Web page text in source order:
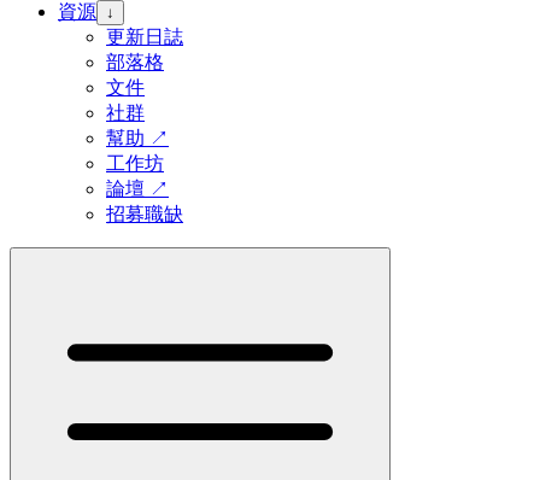
資源 ↓
更新日誌
部落格
文件
社群
幫助 ↗
工作坊
論壇 ↗
招募職缺